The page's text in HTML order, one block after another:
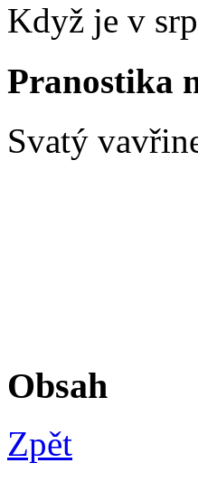
Když je v
Pranostika
Svatý
Obsah
Zpět